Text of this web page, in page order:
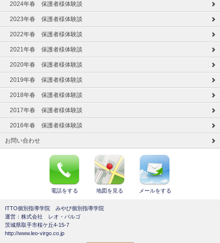
2024年春 保護者様体験談
2023年春 保護者様体験談
2022年春 保護者様体験談
2021年春 保護者様体験談
2020年春 保護者様体験談
2019年春 保護者様体験談
2018年春 保護者様体験談
2017年春 保護者様体験談
2016年春 保護者様体験談
お問い合わせ
電話をする 地図を見る メールをする
ITTO個別指導学院 みやび個別指導学院
運営：株式会社 レオ・バルゴ
茨城県取手市桜ケ丘4-15-7
http://www.leo-virgo.co.jp